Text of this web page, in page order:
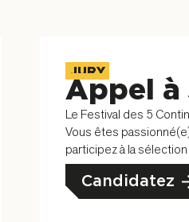
JURY
Appel à
Le Festival des 5
Vous êtes
participez à la
Candidatez